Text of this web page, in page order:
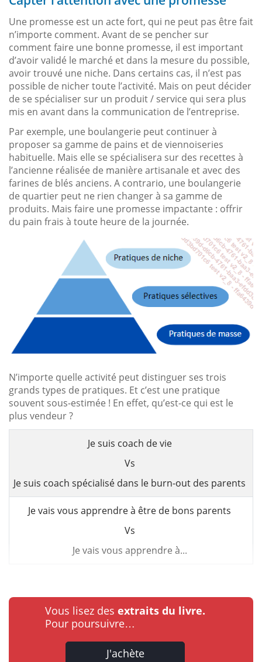
Une promesse est un acte fort, qui ne peut pas être fait
n’importe comment. Avant de se pencher sur
comment faire une bonne promesse, il est important
d’avoir validé le marché et dans la mesure du possible,
avoir trouvé une niche. Dans certains cas, il n’est pas
possible de nicher toute l’activité. Mais on peut décider
de se spécialiser sur un produit / service qui sera plus
mis en avant dans la communication de l’entreprise.
Par exemple, une boulangerie peut continuer à
proposer sa gamme de pains et de viennoiseries
habituelle. Mais elle se spécialisera sur des recettes à
l’ancienne réalisée de manière artisanale et avec des
farines de blés anciens. A contrario, une boulangerie
de quartier peut ne rien changer à sa gamme de
produits. Mais faire une promesse impactante : offrir
du pain frais à toute heure de la journée.
N’importe quelle activité peut distinguer ses trois
grands types de pratiques. Et c’est une pratique
souvent sous-estimée ! En effet, qu’est-ce qui est le
plus vendeur ?
Je suis coach de vie
Vs
Je suis coach spécialisé dans le burn-out des parents
Je vais vous apprendre à être de bons parents
Vs
Je vais vous apprendre à...
Vous lisez des extraits du livre.
Pour poursuivre…
J'achète